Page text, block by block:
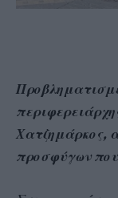
Χατζημάρκος,
προσφύγων